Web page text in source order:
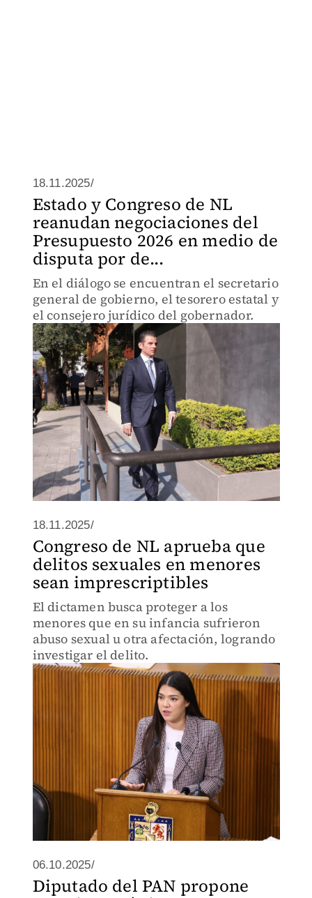
18.11.2025/
Estado y Congreso de NL
reanudan negociaciones del
Presupuesto 2026 en medio de
disputa por de...
En el diálogo se encuentran el secretario
general de gobierno, el tesorero estatal y
el consejero jurídico del gobernador.
18.11.2025/
Congreso de NL aprueba que
delitos sexuales en menores
sean imprescriptibles
El dictamen busca proteger a los
menores que en su infancia sufrieron
abuso sexual u otra afectación, logrando
investigar el delito.
06.10.2025/
Diputado del PAN propone